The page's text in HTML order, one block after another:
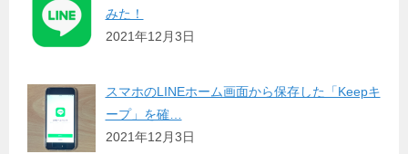
みた！
2021年12月3日
スマホのLINEホーム画面から保存した「Keepキ
ープ」を確…
2021年12月3日